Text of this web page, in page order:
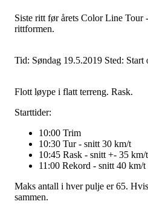
Siste ritt før årets Color Line Tour
rittformen.
Tid: Søndag 19.5.2019 Sted: Start
Flott løype i flatt terreng. Rask.
Starttider:
10:00 Trim
10:30 Tur - snitt 30 km/t
10:45 Rask - snitt +- 35 km/t
11:00 Rekord - snitt 40 km/
Maks antall i hver pulje er 65.
sammen.